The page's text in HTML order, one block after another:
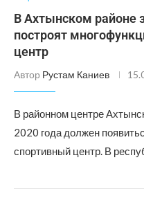
В Ахтынском районе
построят
центр
Автор Рустам Каниев
В районном центре
2020 года должен
спортивный центр. В